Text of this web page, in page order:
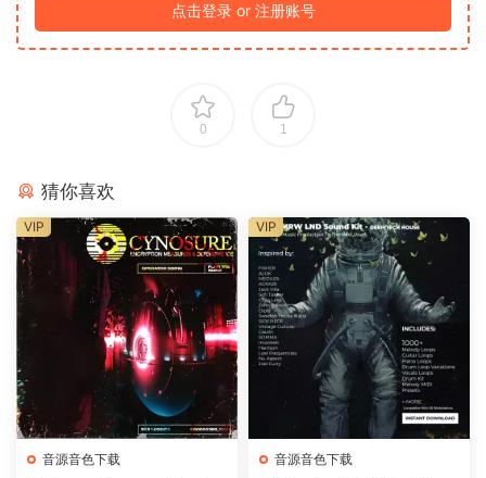
点击登录 or 注册账号
0 1
猜你喜欢
音源音色下载
VIP
音源音色下载
VIP